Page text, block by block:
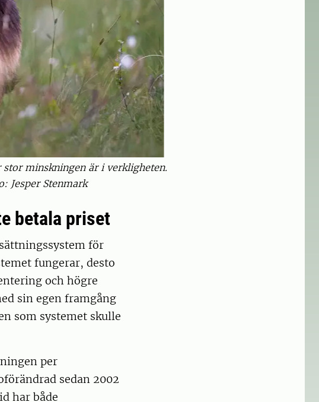
minskningen är i verkligheten.
Jesper Stenmark
betala priset
för
fungerar, desto
och högre
sin egen framgång
som systemet skulle
per
sedan 2002
har både